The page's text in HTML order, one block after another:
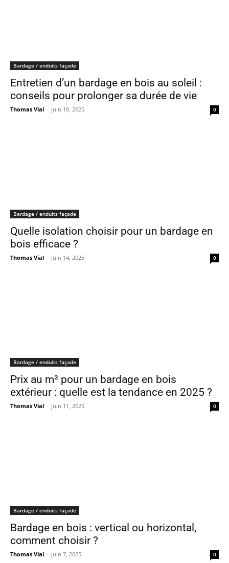
Bardage / enduits façade
Entretien d’un bardage en bois au soleil :
conseils pour prolonger sa durée de vie
Thomas Vial - juin 18, 2025 0
Bardage / enduits façade
Quelle isolation choisir pour un bardage en
bois efficace ?
Thomas Vial - juin 14, 2025 0
Bardage / enduits façade
Prix au m² pour un bardage en bois
extérieur : quelle est la tendance en 2025 ?
Thomas Vial - juin 11, 2025 0
Bardage / enduits façade
Bardage en bois : vertical ou horizontal,
comment choisir ?
Thomas Vial - juin 7, 2025 0